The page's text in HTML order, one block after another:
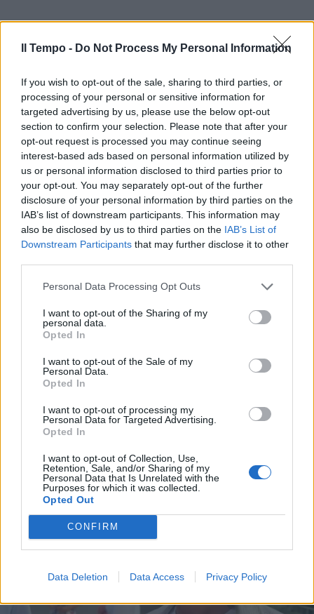
Il Tempo - Do Not Process My Personal Information
If you wish to opt-out of the sale, sharing to third parties, or
processing of your personal or sensitive information for
targeted advertising by us, please use the below opt-out
section to confirm your selection. Please note that after your
opt-out request is processed you may continue seeing
interest-based ads based on personal information utilized by
us or personal information disclosed to third parties prior to
your opt-out. You may separately opt-out of the further
disclosure of your personal information by third parties on the
IAB’s list of downstream participants. This information may
also be disclosed by us to third parties on the IAB’s List of
Downstream Participants that may further disclose it to other
Personal Data Processing Opt Outs
I want to opt-out of the Sharing of my
personal data.
Opted In
I want to opt-out of the Sale of my
Personal Data.
Opted In
I want to opt-out of processing my
Personal Data for Targeted Advertising.
Opted In
I want to opt-out of Collection, Use,
Retention, Sale, and/or Sharing of my
Personal Data that Is Unrelated with the
Purposes for which it was collected.
Opted Out
CONFIRM
Data Deletion Data Access Privacy Policy